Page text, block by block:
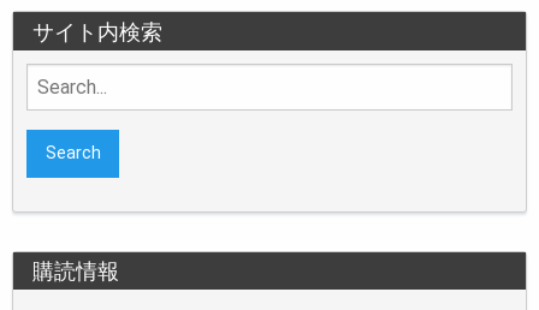
サイト内検索
Search
for:
購読情報